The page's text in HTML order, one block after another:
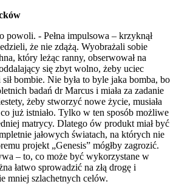
powoli. - Pełna impulsowa – krzyknął
że nie zdążą. Wyobrażali sobie
który leżąc ranny, obserwował na
się zbyt wolno, żeby uciec
bombie. Nie była to byle jaka bomba, bo
badań dr Marcus i miała za zadanie
żeby stworzyć nowe życie, musiała
już istniało. Tylko w ten sposób możliwe
matrycy. Dlatego ów produkt miał być
jałowych światach, na których nie
projekt „Genesis” mógłby zagrozić.
– to, co może być wykorzystane w
łatwo sprowadzić na złą drogę i
mniej szlachetnych celów.